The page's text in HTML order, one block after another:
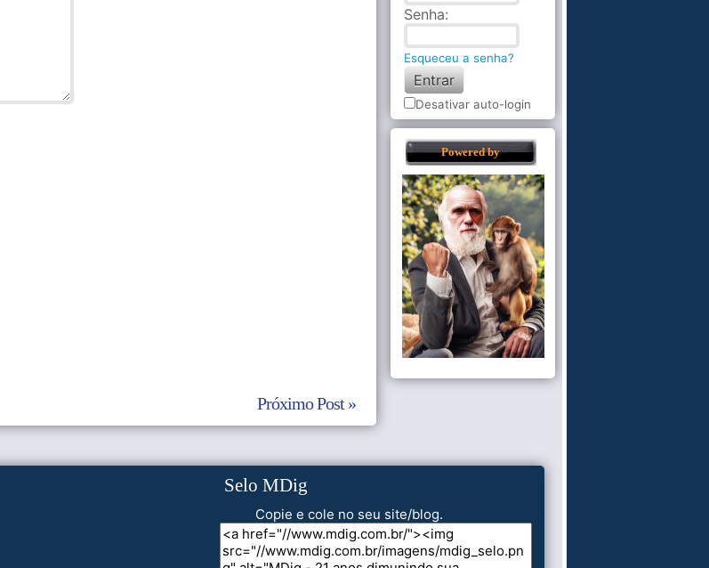
Próximo Post »
Senha:
Esqueceu a senha?
Desativar auto-login
Powered by
Selo MDig
Copie e cole no seu site/blog.